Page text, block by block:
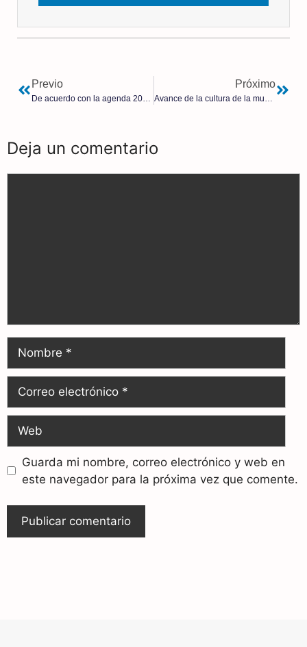
Previo Próximo
Deja un comentario
Guarda mi nombre, correo electrónico y web en
este navegador para la próxima vez que comente.